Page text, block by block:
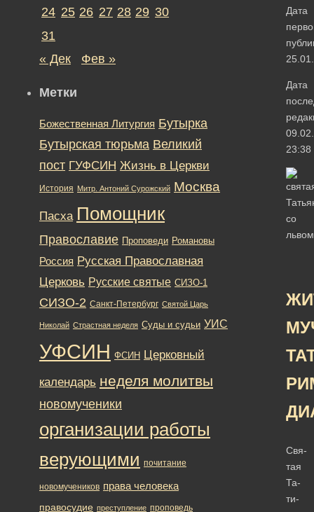
Дата
Дата
23:38
Свя­
тая
Та­
ти­
24 25 26 27 28 29 30
31
« Дек
Фев »
Метки
Божественная Литургия Бутырка
Бутырская тюрьма Великий
пост ГУФСИН Жизнь в Церкви
История Митр. Антоний Сурожский Москва
Пасха Помощник
Православие Проповеди Романовы
Россия Русская Православная
Церковь Русские святые СИЗО-1
СИЗО-2 Санкт-Петербург Святой Царь
Николай Страстная неделя Суды и судьи УИС
УФСИН ФСИН Церковный
календарь неделя молитвы
новомученики
организации работы
верующими почитание
новомучеников права человека
правосудие преступление проповедь